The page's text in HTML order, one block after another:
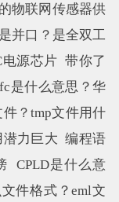
物联网传感器供
并口？是全双工
电源芯片 带你了
是什么意思？华
？tmp文件用什
力巨大 编程语
CPLD是什么意
件格式？eml文